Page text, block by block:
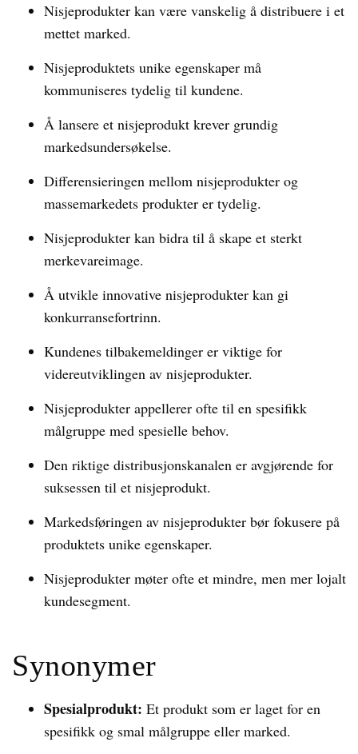
Nisjeprodukter kan være vanskelig å distribuere i et
mettet marked.
Nisjeproduktets unike egenskaper må
kommuniseres tydelig til kundene.
Å lansere et nisjeprodukt krever grundig
markedsundersøkelse.
Differensieringen mellom nisjeprodukter og
massemarkedets produkter er tydelig.
Nisjeprodukter kan bidra til å skape et sterkt
merkevareimage.
Å utvikle innovative nisjeprodukter kan gi
konkurransefortrinn.
Kundenes tilbakemeldinger er viktige for
videreutviklingen av nisjeprodukter.
Nisjeprodukter appellerer ofte til en spesifikk
målgruppe med spesielle behov.
Den riktige distribusjonskanalen er avgjørende for
suksessen til et nisjeprodukt.
Markedsføringen av nisjeprodukter bør fokusere på
produktets unike egenskaper.
Nisjeprodukter møter ofte et mindre, men mer lojalt
kundesegment.
Synonymer
Spesialprodukt: Et produkt som er laget for en
spesifikk og smal målgruppe eller marked.